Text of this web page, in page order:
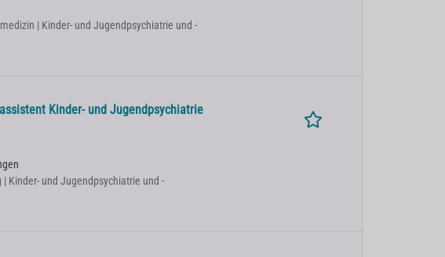
| Kinder- und Jugendpsychiatrie und -
Kinder- und Jugendpsychiatrie
Kinder- und Jugendpsychiatrie und -